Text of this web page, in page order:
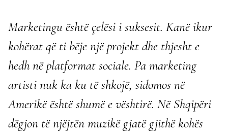
Marketingu është çelësi i suksesit. Kanë ikur
kohërat që ti bëje një projekt dhe thjesht e
hedh në platformat sociale. Pa marketing
artisti nuk ka ku të shkojë, sidomos në
Amerikë është shumë e vështirë. Në Shqipëri
dëgjon të njëjtën muzikë gjatë gjithë kohës